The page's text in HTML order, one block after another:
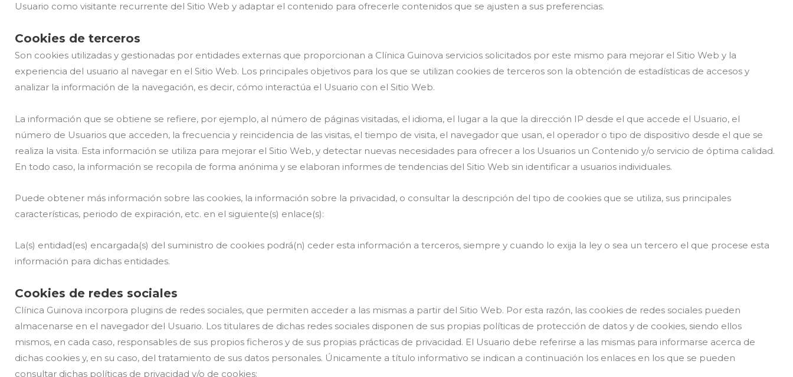
Usuario como visitante recurrente del Sitio Web y adaptar el contenido para ofrecerle contenidos que se ajusten a sus preferencias.
Cookies de terceros
Son cookies utilizadas y gestionadas por entidades externas que proporcionan a Clínica Guinova servicios solicitados por este mismo para mejorar el Sitio Web y la
experiencia del usuario al navegar en el Sitio Web. Los principales objetivos para los que se utilizan cookies de terceros son la obtención de estadísticas de accesos y
analizar la información de la navegación, es decir, cómo interactúa el Usuario con el Sitio Web.
La información que se obtiene se refiere, por ejemplo, al número de páginas visitadas, el idioma, el lugar a la que la dirección IP desde el que accede el Usuario, el
número de Usuarios que acceden, la frecuencia y reincidencia de las visitas, el tiempo de visita, el navegador que usan, el operador o tipo de dispositivo desde el que se
realiza la visita. Esta información se utiliza para mejorar el Sitio Web, y detectar nuevas necesidades para ofrecer a los Usuarios un Contenido y/o servicio de óptima calidad.
En todo caso, la información se recopila de forma anónima y se elaboran informes de tendencias del Sitio Web sin identificar a usuarios individuales.
Puede obtener más información sobre las cookies, la información sobre la privacidad, o consultar la descripción del tipo de cookies que se utiliza, sus principales
características, periodo de expiración, etc. en el siguiente(s) enlace(s):
La(s) entidad(es) encargada(s) del suministro de cookies podrá(n) ceder esta información a terceros, siempre y cuando lo exija la ley o sea un tercero el que procese esta
información para dichas entidades.
Cookies de redes sociales
Clínica Guinova incorpora plugins de redes sociales, que permiten acceder a las mismas a partir del Sitio Web. Por esta razón, las cookies de redes sociales pueden
almacenarse en el navegador del Usuario. Los titulares de dichas redes sociales disponen de sus propias políticas de protección de datos y de cookies, siendo ellos
mismos, en cada caso, responsables de sus propios ficheros y de sus propias prácticas de privacidad. El Usuario debe referirse a las mismas para informarse acerca de
dichas cookies y, en su caso, del tratamiento de sus datos personales. Únicamente a título informativo se indican a continuación los enlaces en los que se pueden
consultar dichas políticas de privacidad y/o de cookies: